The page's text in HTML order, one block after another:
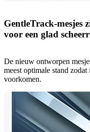
GentleTrack-mesjes
voor een glad
De nieuw ontworpen
meest optimale stand
voorkomen.